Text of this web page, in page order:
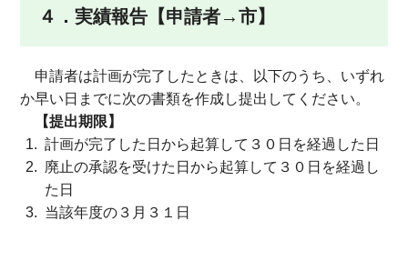
４．実績報告【申請者→市】
申請者は計画が完了したときは、以下のうち、いずれ
か早い日までに次の書類を作成し提出してください。
【提出期限】
計画が完了した日から起算して３０日を経過した日
廃止の承認を受けた日から起算して３０日を経過し
た日
当該年度の３月３１日